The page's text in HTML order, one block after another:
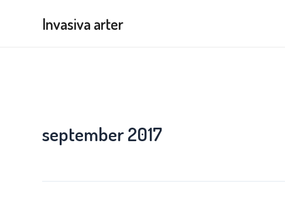
Invasiva arter
september 2017